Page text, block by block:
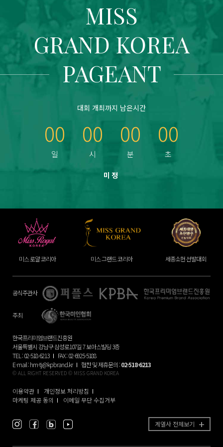
MISS
GRAND KOREA
PAGEANT
대회 개최까지 남은시간
00 00 00 00
미정
미스 그랜드 코리아 세종소헌 선발대회 미시즈 코리아
공식주관사
주최
한국프리미엄브랜드진흥원
서울특별시 강남구 삼성로107길 7 보아스빌딩 3층
TEL : 02-518-6213
FAX : 02-6925-5188
E-mail :hm-tj@kpbrand.kr 협찬 및 제휴문의 :02-518-6213
© ALL RIGHT RESERVED © MISS GRAND KOREA
이용약관
개인정보 처리방침
마케팅 제공 동의
이메일 무단 수집거부
계열사 전체보기